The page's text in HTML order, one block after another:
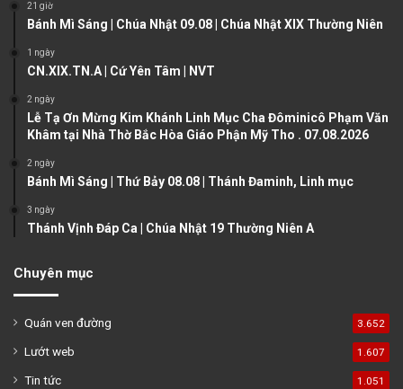
u
p
g
g
21 giờ
Bánh Mì Sáng | Chúa Nhật 09.08 | Chúa Nhật XIX Thường Niên
1 ngày
CN.XIX.TN.A | Cứ Yên Tâm | NVT
2 ngày
Lễ Tạ Ơn Mừng Kim Khánh Linh Mục Cha Đôminicô Phạm Văn
Khâm tại Nhà Thờ Bắc Hòa Giáo Phận Mỹ Tho . 07.08.2026
2 ngày
Bánh Mì Sáng | Thứ Bảy 08.08 | Thánh Đaminh, Linh mục
3 ngày
Thánh Vịnh Đáp Ca | Chúa Nhật 19 Thường Niên A
Chuyên mục
Quán ven đường 3.652
Lướt web 1.607
Tin tức 1.051